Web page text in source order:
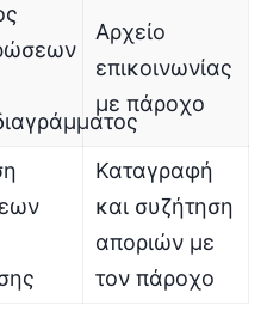
Αρχείο
επικοινωνίας
με πάροχο
Καταγραφή
και συζήτηση
αποριών με
τον πάροχο